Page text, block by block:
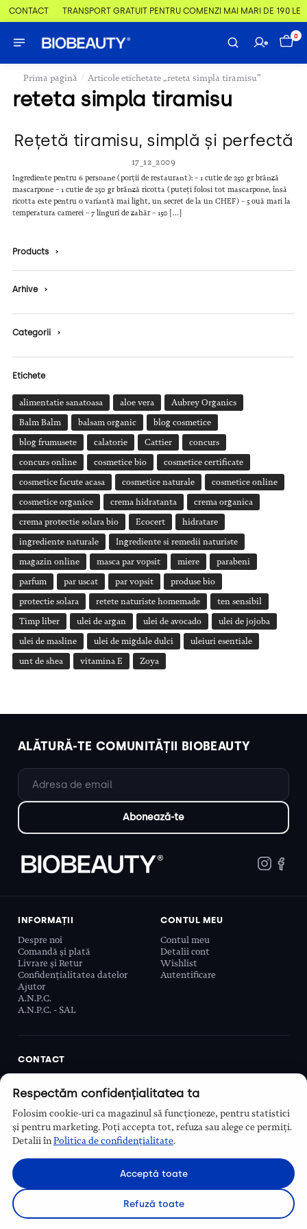
CONTACT TRANSPORT GRATUIT PENTRU COMENZI MAI MARI DE 190 LEI
0
Prima pagină / Articole etichetate „reteta simpla tiramisu”
reteta simpla tiramisu
Rețetă tiramisu, simplă și perfectă
17_12_2009
Ingrediente pentru 6 persoane (porții de restaurant): – 1 cutie de 250 gr brânză
mascarpone – 1 cutie de 250 gr brânză ricotta (puteți folosi tot mascarpone, însă
ricotta este pentru o variantă mai light, un secret de la un CHEF) – 5 ouă mari la
temperatura camerei – 7 linguri de zahăr – 150 […]
Products ›
Arhive ›
Categorii ›
Etichete
alimentatie sanatoasa aloe vera Aubrey Organics
Balm Balm balsam organic blog cosmetice
blog frumusete calatorie Cattier concurs
concurs online cosmetice bio cosmetice certificate
cosmetice facute acasa cosmetice naturale cosmetice online
cosmetice organice crema hidratanta crema organica
crema protectie solara bio Ecocert hidratare
ingrediente naturale Ingrediente si remedii naturiste
magazin online masca par vopsit miere parabeni
parfum par uscat par vopsit produse bio
protectie solara retete naturiste homemade ten sensibil
Timp liber ulei de argan ulei de avocado ulei de jojoba
ulei de masline ulei de migdale dulci uleiuri esentiale
unt de shea vitamina E Zoya
ALĂTURĂ-TE COMUNITĂȚII BIOBEAUTY
INFORMAȚII
Despre noi
Comandă și plată
Livrare și Retur
Confidențialitatea datelor
Ajutor
A.N.P.C.
A.N.P.C. - SAL
CONTUL MEU
Contul meu
Detalii cont
Wishlist
Autentificare
CONTACT
Sector 6, București, România
Program
Luni–Vineri, 9:00 – 16:00
Respectăm confidențialitatea ta
Folosim cookie-uri ca magazinul să funcționeze, pentru statistici
și pentru marketing. Poți accepta tot, refuza sau alege ce permiți.
Detalii înPolitica de confidențialitate.
Acceptă toate
Refuză toate